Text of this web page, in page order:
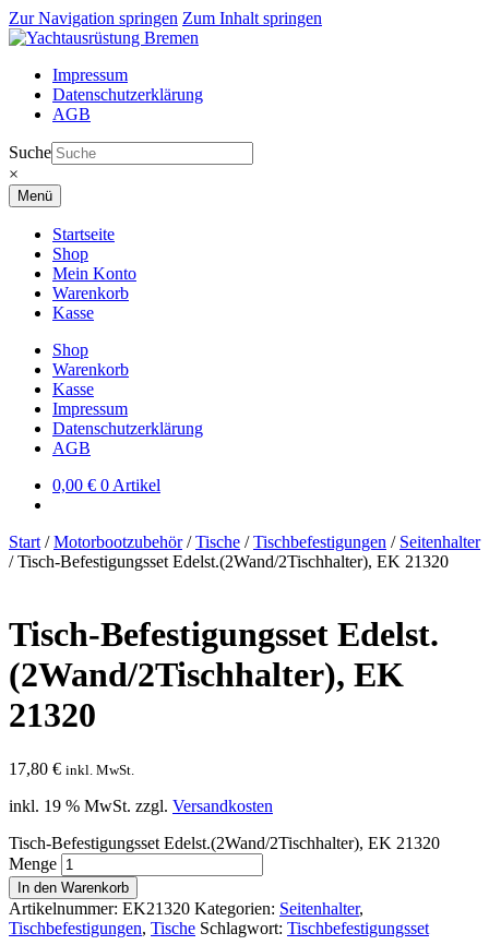
Zur Navigation springen Zum Inhalt springen
Impressum
Datenschutzerklärung
AGB
Suche
×
Menü
Startseite
Shop
Mein Konto
Warenkorb
Kasse
Shop
Warenkorb
Kasse
Impressum
Datenschutzerklärung
AGB
0,00 € 0 Artikel
Start /Motorbootzubehör/Tische /Tischbefestigungen / Seitenhalter
/Tisch-Befestigungsset Edelst.(2Wand/2Tischhalter), EK 21320
Tisch-Befestigungsset Edelst.
(2Wand/2Tischhalter), EK
21320
17,80 € inkl. MwSt.
inkl. 19 % MwSt. zzgl. Versandkosten
Tisch-Befestigungsset Edelst.(2Wand/2Tischhalter), EK 21320
Menge
In den Warenkorb
Artikelnummer: EK21320 Kategorien: Seitenhalter,
Tischbefestigungen, Tische Schlagwort: Tischbefestigungsset